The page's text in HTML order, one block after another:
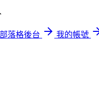
落格後台
我的帳號